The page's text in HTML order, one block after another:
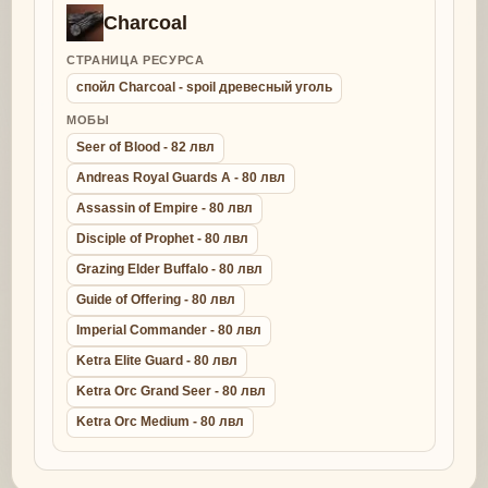
Charcoal
СТРАНИЦА РЕСУРСА
спойл Charcoal - spoil древесный уголь
МОБЫ
Seer of Blood - 82 лвл
Andreas Royal Guards A - 80 лвл
Assassin of Empire - 80 лвл
Disciple of Prophet - 80 лвл
Grazing Elder Buffalo - 80 лвл
Guide of Offering - 80 лвл
Imperial Commander - 80 лвл
Ketra Elite Guard - 80 лвл
Ketra Orc Grand Seer - 80 лвл
Ketra Orc Medium - 80 лвл